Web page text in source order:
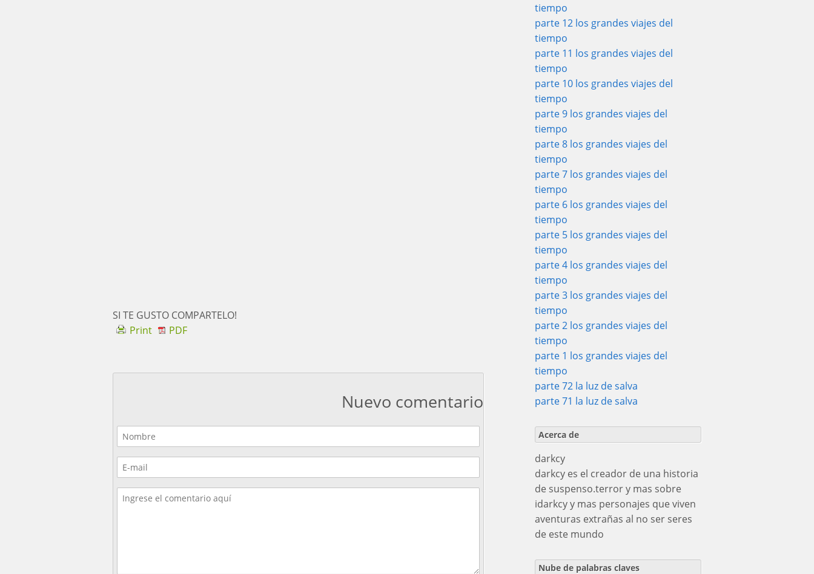
SI TE GUSTO COMPARTELO!
Print
PDF
Nuevo comentario
tiempo
parte 12 los grandes viajes del
tiempo
parte 11 los grandes viajes del
tiempo
parte 10 los grandes viajes del
tiempo
parte 9 los grandes viajes del
tiempo
parte 8 los grandes viajes del
tiempo
parte 7 los grandes viajes del
tiempo
parte 6 los grandes viajes del
tiempo
parte 5 los grandes viajes del
tiempo
parte 4 los grandes viajes del
tiempo
parte 3 los grandes viajes del
tiempo
parte 2 los grandes viajes del
tiempo
parte 1 los grandes viajes del
tiempo
parte 72 la luz de salva
parte 71 la luz de salva
Acerca de
darkcy
darkcy es el creador de una historia
de suspenso.terror y mas sobre
idarkcy y mas personajes que viven
aventuras extrañas al no ser seres
de este mundo
Nube de palabras claves